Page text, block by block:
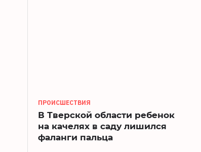
ПРОИСШЕСТВИЯ
В Тверской области ребенок
на качелях в саду лишился
фаланги пальца